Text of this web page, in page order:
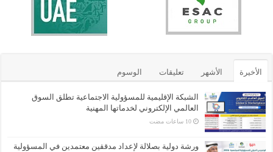
الأخيرة الأشهر تعليقات الوسوم
الشبكة الإقليمية للمسؤولية الاجتماعية تطلق السوق
العالمي الإلكتروني لخدماتها المهنية
ورشة دولية بصلالة لإعداد مدققين معتمدين في المسؤولية